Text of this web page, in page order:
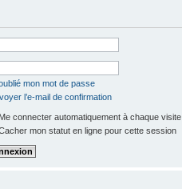
mon mot de passe
l’e-mail de confirmation
Me connecter automatiquement à chaque visite
mon statut en ligne pour cette session